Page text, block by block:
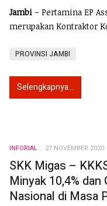
Jambi – Pertamina EP
merupakan Kontraktor
PROVINSI JAMBI
Selengkapnya...
INFORIAL 27 NOVEMBER 2020
SKK Migas –
Minyak 10,4%
Nasional di Masa